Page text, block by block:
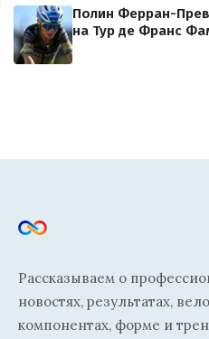
Полин Ферран-
на Тур де Франс
Рассказываем о
новостях, результатах,
компонентах, форме и